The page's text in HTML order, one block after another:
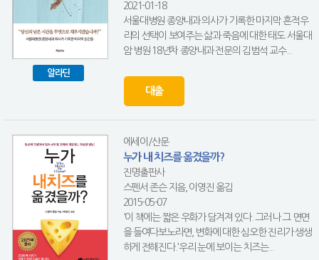
알라딘
2021-01-18
서울대병원 종양내과 의사가 기록한 마지막 흔적우
리의 선택이 보여주는 삶과 죽음에 대한 태도 서울대
암 병원 18년차 종양내과 전문의 김범석 교수...
대출
에세이/산문
누가 내 치즈를 옮겼을까?
진명출판사
스펜서 존슨 지음, 이영진 옮김
2015-05-07
'이 책에는 짧은 우화가 담겨져 있다. 그러나 그 면면
을 들여다보노라면, 변화에 대한 심오한 진리가 생생
하게 전해진다.'우리 눈에 보이는 치즈는...